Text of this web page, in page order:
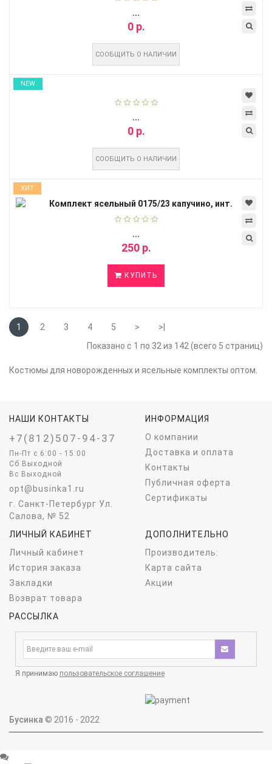
...
0 р.
СООБЩИТЬ О НАЛИЧИИ
NEW
...
0 р.
СООБЩИТЬ О НАЛИЧИИ
ХИТ
...
250 р.
КУПИТЬ
1 2 3 4 5 >
>|
Показано с 1 по 32 из 142 (всего 5 страниц)
Костюмы для новорожденных и ясельные комплекты оптом.
НАШИ КОНТАКТЫ
+7(812)507-94-37
Пн-Пт c 6:00 - 15:00
Сб Выходной
Вс Выходной
opt@businka1.ru
г. Санкт-Петербург Ул.
Салова, № 52
ИНФОРМАЦИЯ
О компании
Доставка и оплата
Контакты
Публичная оферта
Сертификаты
ЛИЧНЫЙ КАБИНЕТ
Личный кабинет
История заказа
Закладки
Возврат товара
ДОПОЛНИТЕЛЬНО
Производитель:
Карта сайта
Акции
РАССЫЛКА
Я принимаю пользовательское соглашение
Бусинка © 2016 - 2022